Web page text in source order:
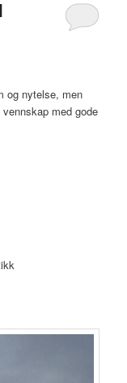
og nytelse, men
med gode